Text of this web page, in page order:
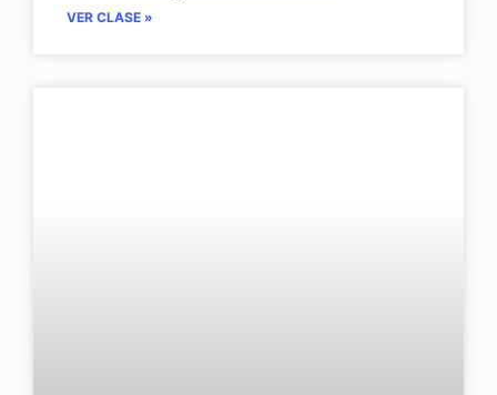
VER CLASE »